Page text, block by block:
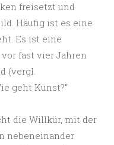
freisetzt und
Häufig ist es eine
Es ist eine
fast vier Jahren
(vergl.
geht Kunst?“
die Willkür, mit der
nebeneinander